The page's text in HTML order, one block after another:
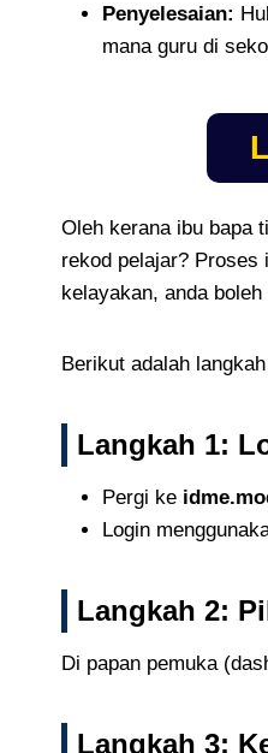
Penyelesaian:
mana guru di
Oleh kerana ibu bapa
rekod pelajar? Proses
kelayakan, anda boleh
Berikut adalah
Langkah 1:
Pergi ke
Login
Langkah 2:
Di papan pemuka
Langkah 3: